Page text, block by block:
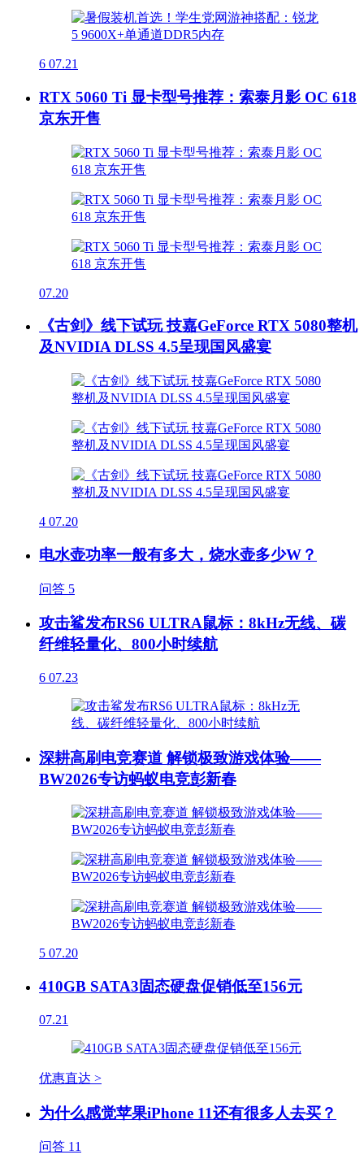
6 07.21
RTX 5060 Ti 显卡型号推荐：索泰月影 OC 618
京东开售
07.20
《古剑》线下试玩 技嘉GeForce RTX 5080整机
及NVIDIA DLSS 4.5呈现国风盛宴
4 07.20
电水壶功率一般有多大，烧水壶多少W？
问答 5
攻击鲨发布RS6 ULTRA鼠标：8kHz无线、碳
纤维轻量化、800小时续航
6 07.23
深耕高刷电竞赛道 解锁极致游戏体验——
BW2026专访蚂蚁电竞彭新春
5 07.20
410GB SATA3固态硬盘促销低至156元
07.21
优惠直达 >
为什么感觉苹果iPhone 11还有很多人去买？
问答 11